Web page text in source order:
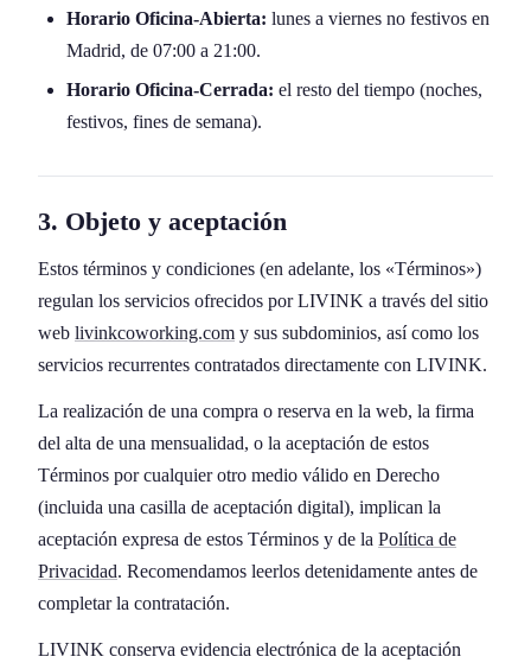
Horario Oficina-Abierta: lunes a viernes no festivos en
Madrid, de 07:00 a 21:00.
Horario Oficina-Cerrada: el resto del tiempo (noches,
festivos, fines de semana).
3. Objeto y aceptación
Estos términos y condiciones (en adelante, los «Términos»)
regulan los servicios ofrecidos por LIVINK a través del sitio
web livinkcoworking.com y sus subdominios, así como los
servicios recurrentes contratados directamente con LIVINK.
La realización de una compra o reserva en la web, la firma
del alta de una mensualidad, o la aceptación de estos
Términos por cualquier otro medio válido en Derecho
(incluida una casilla de aceptación digital), implican la
aceptación expresa de estos Términos y de la Política de
Privacidad. Recomendamos leerlos detenidamente antes de
completar la contratación.
LIVINK conserva evidencia electrónica de la aceptación